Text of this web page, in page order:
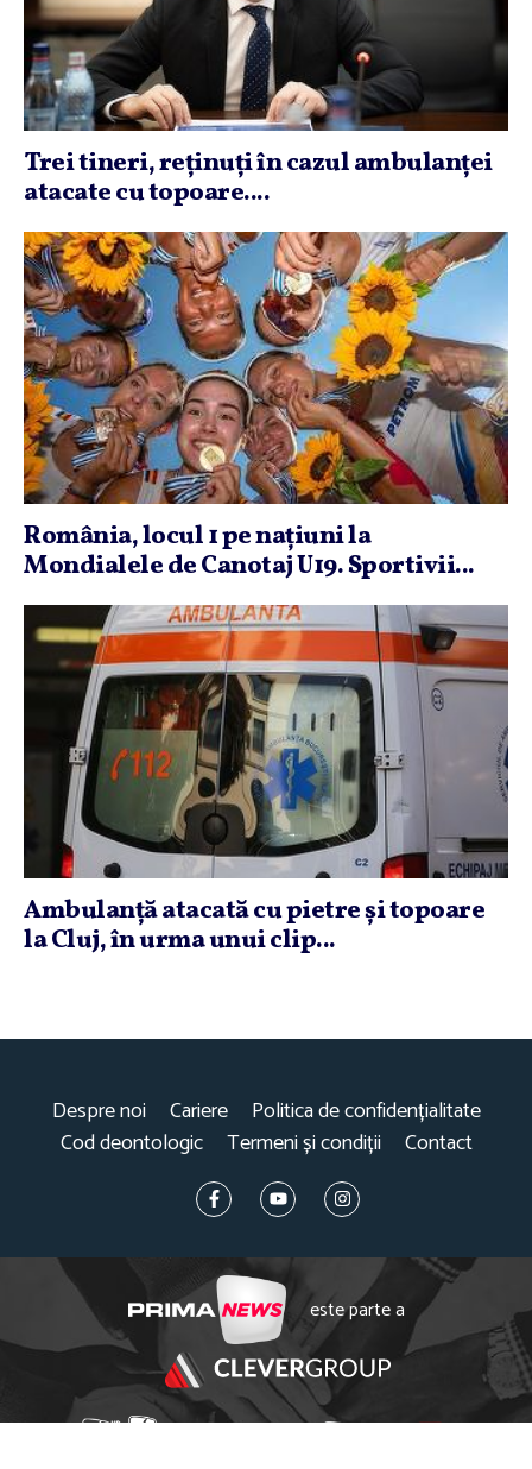
Trei tineri, reţinuţi în cazul ambulanţei
atacate cu topoare....
România, locul 1 pe naţiuni la
Mondialele de Canotaj U19. Sportivii...
Ambulanţă atacată cu pietre şi topoare
la Cluj, în urma unui clip...
Despre noi Cariere
Politica de confidențialitate
Cod deontologic
Termeni și condiții Contact
este parte a